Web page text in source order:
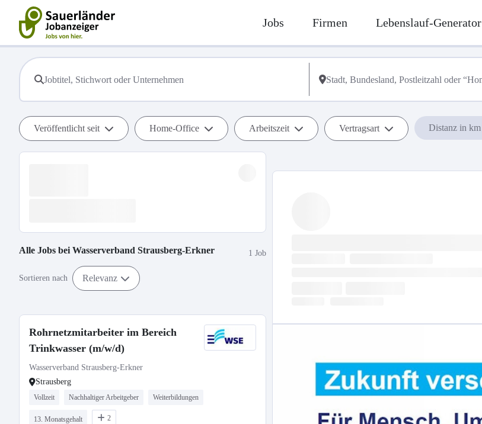
Jobs Firmen Lebenslauf-Generator
Veröffentlicht seit Home-Office Arbeitszeit Vertragsart Distanz in km
Alle Jobs bei Wasserverband Strausberg-Erkner 1 Job
Sortieren nach Relevanz
Rohrnetzmitarbeiter im Bereich
Trinkwasser (m/w/d)
Wasserverband Strausberg-Erkner
Strausberg
Vollzeit Nachhaltiger Arbeitgeber Weiterbildungen
13. Monatsgehalt 2